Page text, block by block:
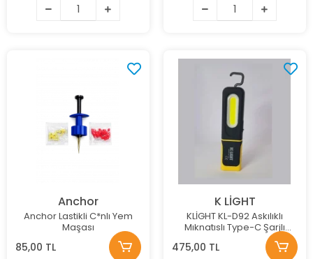
Anchor
Anchor Lastikli C*nlı Yem
Maşası
85,00 TL
K LİGHT
KLİGHT KL-D92 Askılıklı
Mıknatıslı Type-C Şarjlı
Tamirci ve Kampçılar için el
475,00 TL